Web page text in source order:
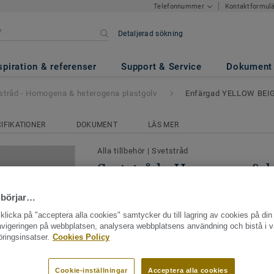
Telefonnummer
Detaljerad sökning
& referenser Support & Service Dokument
& heterogena plastgolv
- Homogena & heterogena plastgolv Enfärgad YELLOW
DOKUMENT LÄS MER
Alla tillbehör |Svetstråd
Svetstråd - Homogena &
0372
Att svetsa plastgolv innebär att man
torra eller våta utrymmen används en
börjar…
på "acceptera alla cookies" samtycker du till lagring av cookies på
på webbplatsen, analysera webbplatsens användning och bistå i
Cookies Policy
Acceptera alla cookies
Cookie-inställningar